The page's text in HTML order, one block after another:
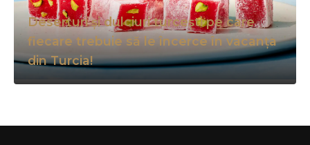
Deserturi și dulciuri turcești pe care
fiecare trebuie să le încerce în vacanța
din Turcia!